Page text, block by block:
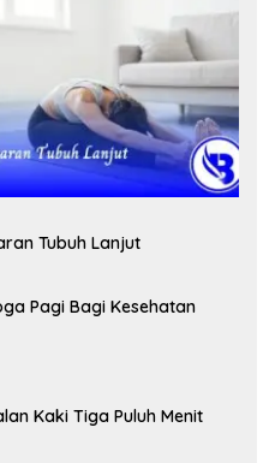
Tubuh Lanjut
Pagi Bagi Kesehatan
Kaki Tiga Puluh Menit